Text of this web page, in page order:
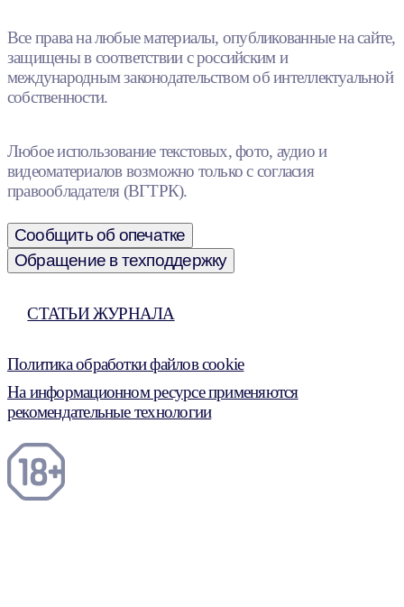
Все права на любые материалы, опубликованные на сайте,
защищены в соответствии с российским и
международным законодательством об интеллектуальной
собственности.
Любое использование текстовых, фото, аудио и
видеоматериалов возможно только с согласия
правообладателя (ВГТРК).
Сообщить об опечатке
Обращение в техподдержку
СТАТЬИ ЖУРНАЛА
Политика обработки файлов cookie
На информационном ресурсе применяются
рекомендательные технологии